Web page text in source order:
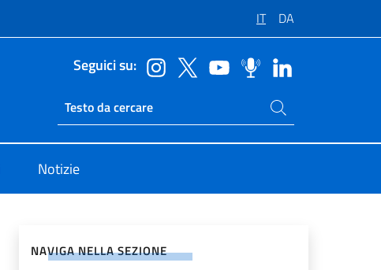
IT DA
Seguici su:
Ricerca sito live
Cerca nel sito
Notizie
NAVIGA NELLA SEZIONE